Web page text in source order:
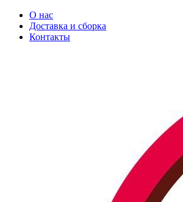
О нас
Доставка и сборка
Контакты